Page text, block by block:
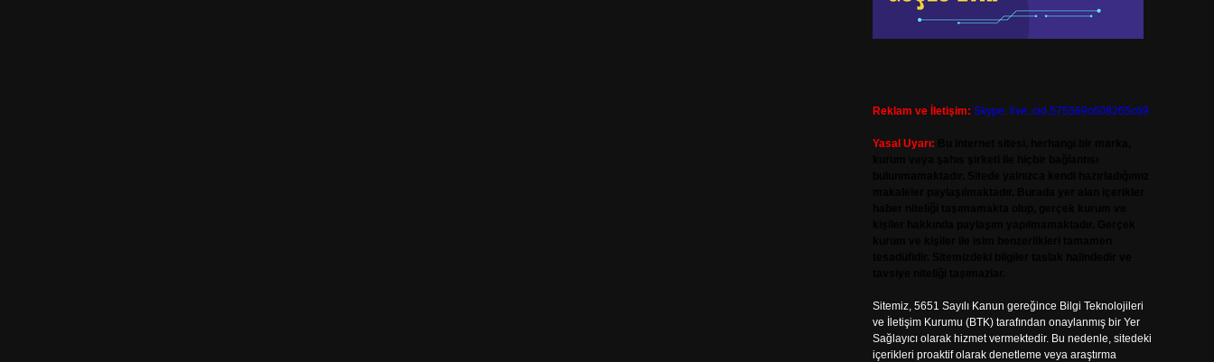
Reklam ve İletişim: Skype: live:.cid.575569c608265c69
Yasal Uyarı:
Sitemiz, 5651 Sayılı Kanun gereğince Bilgi Teknolojileri
ve İletişim Kurumu (BTK) tarafından onaylanmış bir Yer
Sağlayıcı olarak hizmet vermektedir. Bu nedenle, sitedeki
içerikleri proaktif olarak denetleme veya araştırma